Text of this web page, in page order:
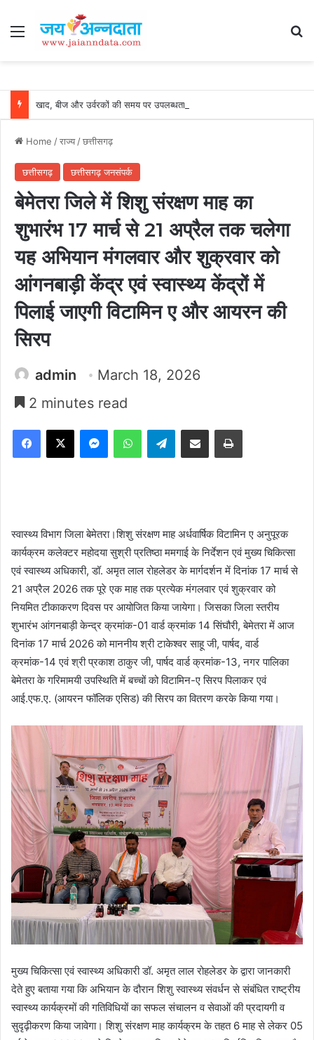
Menu
Home /राज्य/छत्तीसगढ़
छत्तीसगढ़ छत्तीसगढ़ जनसंपर्क
बेमेतरा जिले में शिशु संरक्षण माह का
शुभारंभ 17 मार्च से 21 अप्रैल तक चलेगा
यह अभियान मंगलवार और शुक्रवार को
आंगनबाड़ी केंद्र एवं स्वास्थ्य केंद्रों में
पिलाई जाएगी विटामिन ए और आयरन की
सिरप
admin
March 18, 2026
2 minutes read
Facebook
X MessengerWhatsAppTelegramShare via Email Print
स्वास्थ्य विभाग जिला बेमेतरा।शिशु संरक्षण माह अर्धवार्षिक विटामिन ए अनुपूरक
कार्यक्रम कलेक्टर महोदया सुश्री प्रतिष्ठा ममगाई के निर्देशन एवं मुख्य चिकित्सा
एवं स्वास्थ्य अधिकारी, डॉ. अमृत लाल रोहलेडर के मार्गदर्शन में दिनांक 17 मार्च से
21 अप्रैल 2026 तक पूरे एक माह तक प्रत्येक मंगलवार एवं शुक्रवार को
नियमित टीकाकरण दिवस पर आयोजित किया जायेगा। जिसका जिला स्तरीय
शुभारंभ आंगनबाड़ी केन्द्र क्रमांक-01 वार्ड क्रमांक 14 सिंघौरी, बेमेतरा में आज
दिनांक 17 मार्च 2026 को माननीय श्री टाकेश्वर साहू जी, पार्षद, वार्ड
क्रमांक-14 एवं श्री प्रकाश ठाकुर जी, पार्षद वार्ड क्रमांक-13, नगर पालिका
बेमेतरा के गरिमामयी उपस्थिति में बच्चों को विटामिन-ए सिरप पिलाकर एवं
आई.एफ.ए. (आयरन फॉलिक एसिड) की सिरप का वितरण करके किया गया।
मुख्य चिकित्सा एवं स्वास्थ्य अधिकारी डॉ. अमृत लाल रोहलेडर के द्वारा जानकारी
देते हुए बताया गया कि अभियान के दौरान शिशु स्वास्थ्य संवर्धन से संबंधित राष्ट्रीय
स्वास्थ्य कार्यक्रमों की गतिविधियों का सफल संचालन व सेवाओं की प्रदायगी व
सुदृढ़ीकरण किया जावेगा। शिशु संरक्षण माह कार्यक्रम के तहत 6 माह से लेकर 05